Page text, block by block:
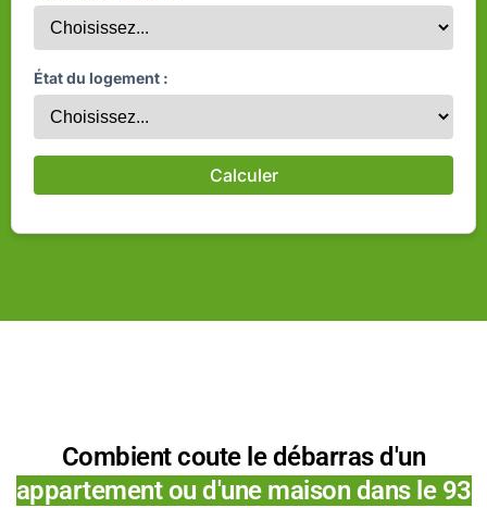
État du logement :
Calculer
Combient coute le débarras d'un
appartement ou d'une maison dans le 93